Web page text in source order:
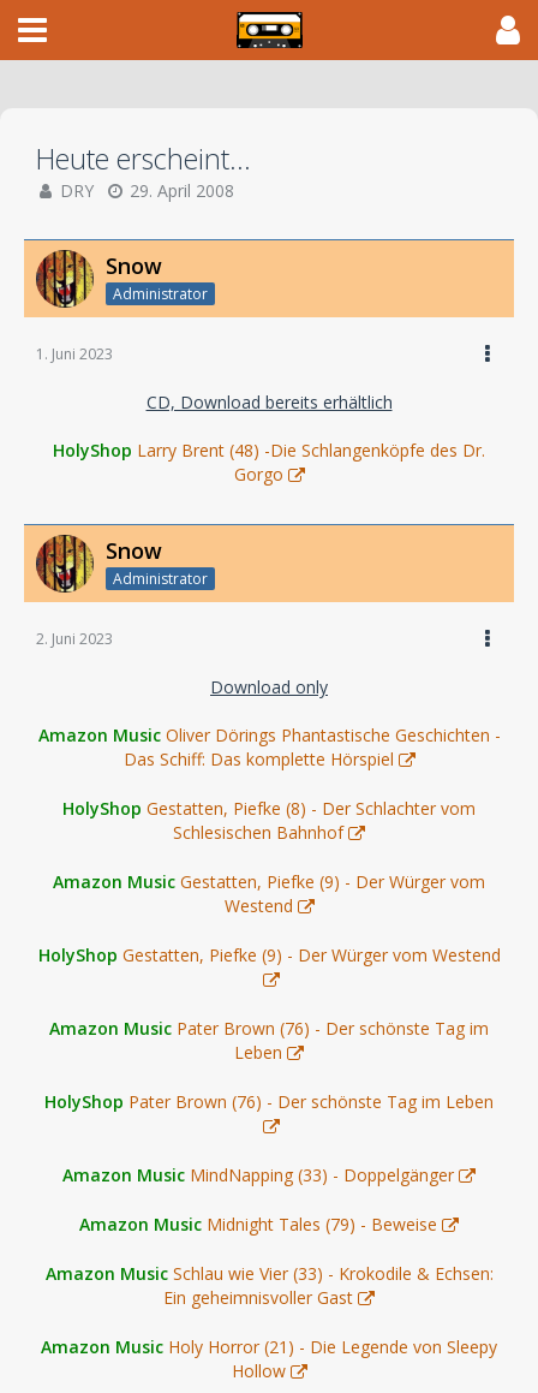
Heute erscheint...
DRY 29. April 2008
Snow
Administrator
1. Juni 2023
CD, Download bereits erhältlich
HolyShop Larry Brent (48) -Die Schlangenköpfe des Dr.
Gorgo
Snow
Administrator
2. Juni 2023
Download only
Amazon Music Oliver Dörings Phantastische Geschichten -
Das Schiff: Das komplette Hörspiel
HolyShop Gestatten, Piefke (8) - Der Schlachter vom
Schlesischen Bahnhof
Amazon Music Gestatten, Piefke (9) - Der Würger vom
Westend
HolyShop Gestatten, Piefke (9) - Der Würger vom Westend
Amazon Music Pater Brown (76) - Der schönste Tag im
Leben
HolyShop Pater Brown (76) - Der schönste Tag im Leben
Amazon Music MindNapping (33) - Doppelgänger
Amazon Music Midnight Tales (79) - Beweise
Amazon Music Schlau wie Vier (33) - Krokodile & Echsen:
Ein geheimnisvoller Gast
Amazon Music Holy Horror (21) - Die Legende von Sleepy
Hollow